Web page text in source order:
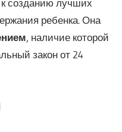
созданию лучших
ребенка. Она
, наличие которой
закон от 24